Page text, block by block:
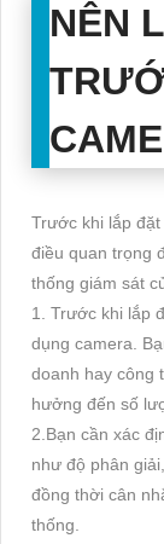
NÊN
Trước khi lắp
điều quan trọng
thống giám sát
1. Trước khi lắp
dụng camera.
doanh hay công
hưởng đến số
2.Bạn cần xác
như độ phân
đồng thời cân
thống.